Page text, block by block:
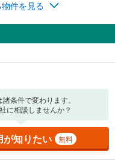
件を見る
条件で変わります。
に相談しませんか？
が知りたい 無料